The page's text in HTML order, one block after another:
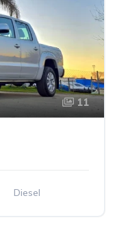
11
Diesel